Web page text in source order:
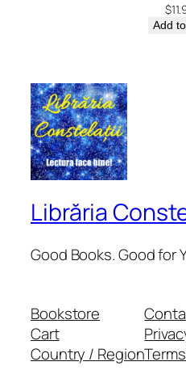
$
Add
Librăria
Good Books. Good for
Bookstore
Cart
Country / Region